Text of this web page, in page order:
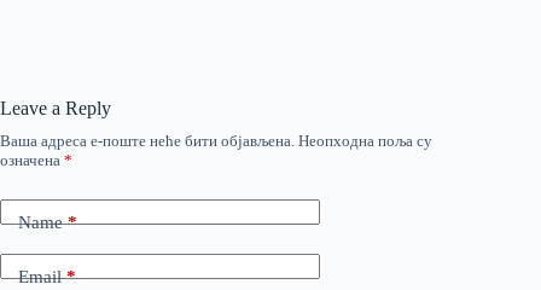
Leave a Reply
Ваша адреса е-поште неће бити објављена. Неопходна поља су
означена *
Name*
Email*